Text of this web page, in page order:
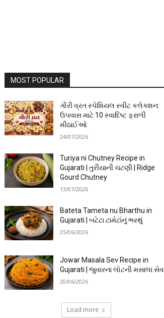
MOST POPULAR
ગૌરી વ્રત સ્પેશિયલ સ્વીટ કલેક્શન:
ઉપવાસ માટે 10 સ્વાદિષ્ટ ફરાળી
મીઠાઈઓ
24/07/2026
Turiya ni Chutney Recipe in
Gujarati | તુરીયાની ચટણી | Ridge
Gourd Chutney
13/07/2026
Bateta Tameta nu Bharthu in
Gujarati | બટેટા ટામેટાંનું ભરથું
25/06/2026
Jowar Masala Sev Recipe in
Gujarati | જુવારના લોટની મસાલા સેવ
20/06/2026
Load more